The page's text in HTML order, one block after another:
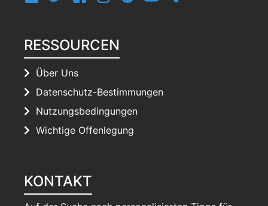
RESSOURCEN
Über Uns
Datenschutz-Bestimmungen
Nutzungsbedingungen
Wichtige Offenlegung
KONTAKT